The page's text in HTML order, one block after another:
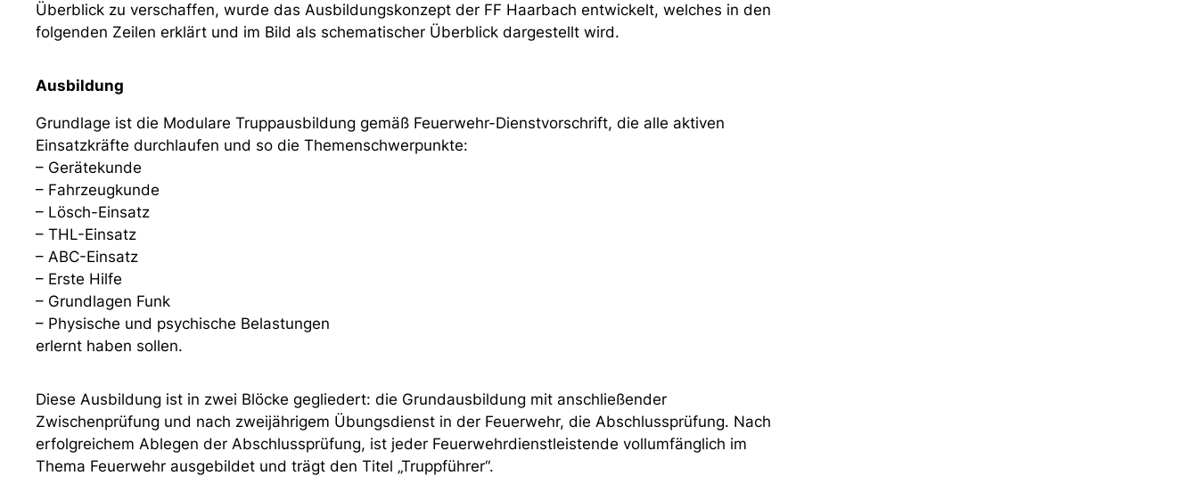
Überblick zu verschaffen, wurde das Ausbildungskonzept der FF Haarbach entwickelt, welches in den
folgenden Zeilen erklärt und im Bild als schematischer Überblick dargestellt wird.
Ausbildung
Grundlage ist die Modulare Truppausbildung gemäß Feuerwehr-Dienstvorschrift, die alle aktiven
Einsatzkräfte durchlaufen und so die Themenschwerpunkte:
– Gerätekunde
– Fahrzeugkunde
– Lösch-Einsatz
– THL-Einsatz
– ABC-Einsatz
– Erste Hilfe
– Grundlagen Funk
– Physische und psychische Belastungen
erlernt haben sollen.
Diese Ausbildung ist in zwei Blöcke gegliedert: die Grundausbildung mit anschließender
Zwischenprüfung und nach zweijährigem Übungsdienst in der Feuerwehr, die Abschlussprüfung. Nach
erfolgreichem Ablegen der Abschlussprüfung, ist jeder Feuerwehrdienstleistende vollumfänglich im
Thema Feuerwehr ausgebildet und trägt den Titel „Truppführer“.